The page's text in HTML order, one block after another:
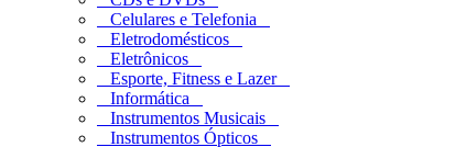
Celulares e Telefonia
Eletrodomésticos
Eletrônicos
Esporte, Fitness e Lazer
Informática
Instrumentos Musicais
Instrumentos Ópticos